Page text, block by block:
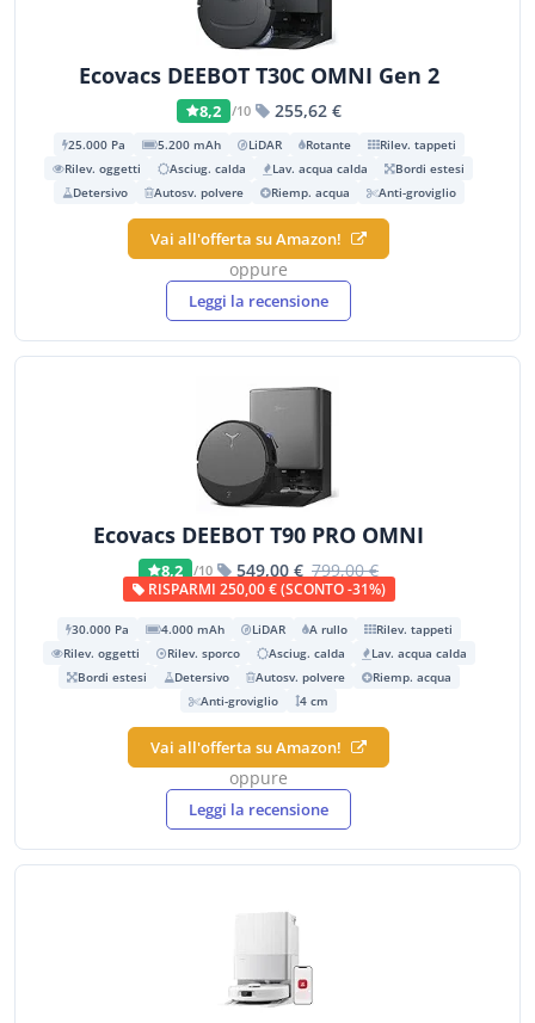
Ecovacs DEEBOT T30C OMNI Gen 2
8,2 /10 255,62 €
25.000 Pa 5.200 mAh LiDAR Rotante
Rilev. tappeti
Rilev. oggetti
Asciug. calda Lav. acqua calda
Bordi estesi
Detersivo
Autosv. polvere Riemp. acqua Anti-groviglio
Vai all'offerta su Amazon!
oppure
Leggi la recensione
Ecovacs DEEBOT T90 PRO OMNI
8,2 /10 549,00 € 799,00 €
RISPARMI 250,00 € (SCONTO -31%)
30.000 Pa 4.000 mAh LiDAR A rullo
Rilev. tappeti
Rilev. oggetti
Rilev. sporco Asciug. calda
Lav. acqua calda
Bordi estesi
Detersivo Autosv. polvere
Riemp. acqua
Anti-groviglio
4 cm
Vai all'offerta su Amazon!
oppure
Leggi la recensione